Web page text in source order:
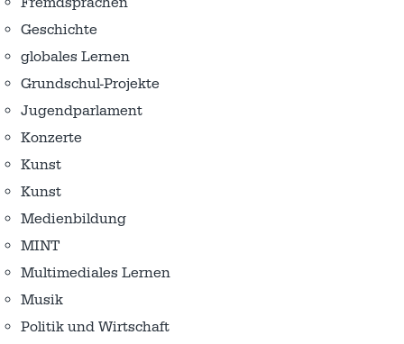
Geschichte
globales Lernen
Grundschul-Projekte
Jugendparlament
Konzerte
Kunst
Kunst
Medienbildung
MINT
Multimediales Lernen
Musik
Politik und Wirtschaft